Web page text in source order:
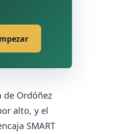
de Ordóñez
alto, y el
SMART